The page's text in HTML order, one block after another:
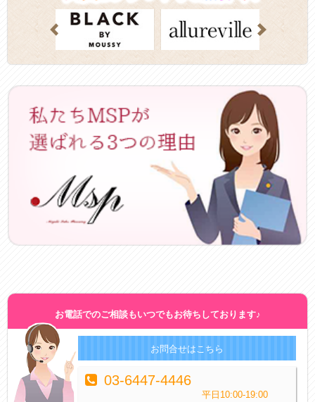
お電話でのご相談もいつでもお待ちしております♪
お問合せはこちら
03-6447-4446
平日10:00-19:00